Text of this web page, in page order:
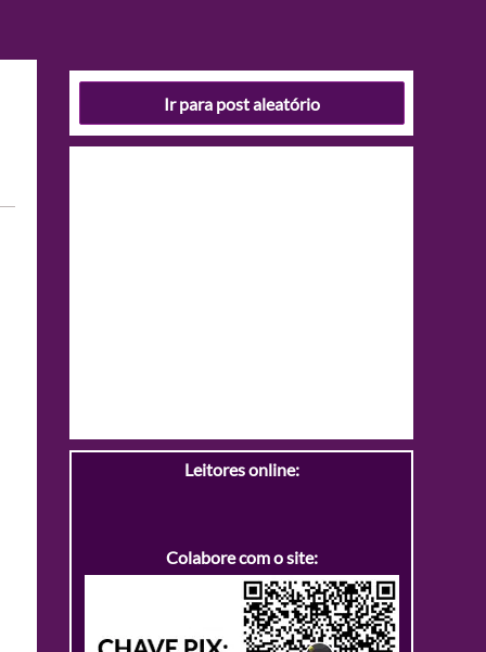
Ir para post aleatório
Leitores online:
Colabore com o site: